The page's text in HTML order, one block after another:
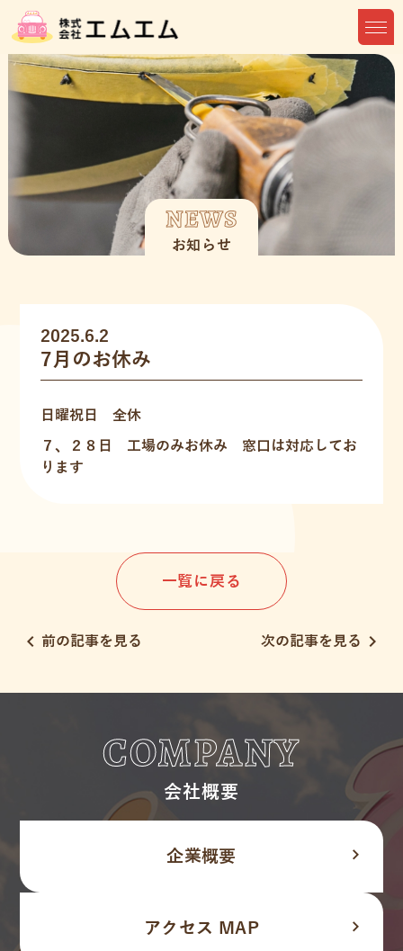
NEWS
お知らせ
2025.6.2
7月のお休み
日曜祝日 全休
７、２８日 工場のみお休み 窓口は対応してお
ります
一覧に戻る
chevron_left 前の記事を見る 次の記事を見る chevron_right
COMPANY
会社概要
企業概要 navigate_next
アクセス MAP navigate_next